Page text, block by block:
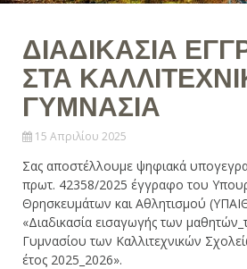
ΔΙΑΔΙΚΑΣΙΑ
ΣΤΑ
ΓΥΜΝΑΣΙΑ
15 Απριλίου 2025
Σας αποστέλλουμε ψηφιακά
πρωτ. 42358/2025 έγγραφο του
Θρησκευμάτων και Αθλητισμού
«Διαδικασία εισαγωγής των
Γυμνασίου των Καλλιτεχνικών
έτος 2025_2026».